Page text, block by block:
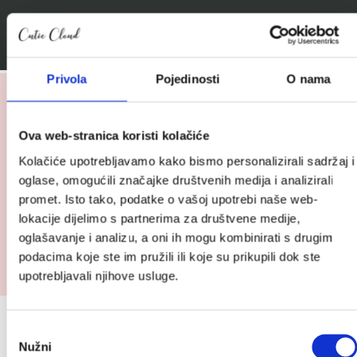
Privola Pojedinosti O nama
Ova web-stranica koristi kolačiće
Kolačiće upotrebljavamo kako bismo personalizirali sadržaj i
oglase, omogućili značajke društvenih medija i analizirali
promet. Isto tako, podatke o vašoj upotrebi naše web-
lokacije dijelimo s partnerima za društvene medije,
oglašavanje i analizu, a oni ih mogu kombinirati s drugim
podacima koje ste im pružili ili koje su prikupili dok ste
upotrebljavali njihove usluge.
pristanka
Nužni
Možda će vam se također svidjeti…
Pogledaj
Bambiboo
vlažne
maramice,
60
kom.
Bambiboo vlažne maramice, 60 kom.
2.34€
Pogledaj
proizvod
Bambiboo
blazinice
bambus/pamuk,
Bambiboo blazinice bambus/pamuk, 100
kom.
1.99€